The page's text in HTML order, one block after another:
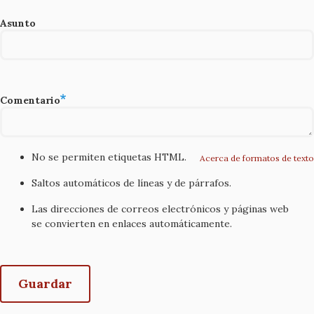
Asunto
Comentario
Acerca de formatos de texto
No se permiten etiquetas HTML.
Saltos automáticos de líneas y de párrafos.
Las direcciones de correos electrónicos y páginas web
se convierten en enlaces automáticamente.